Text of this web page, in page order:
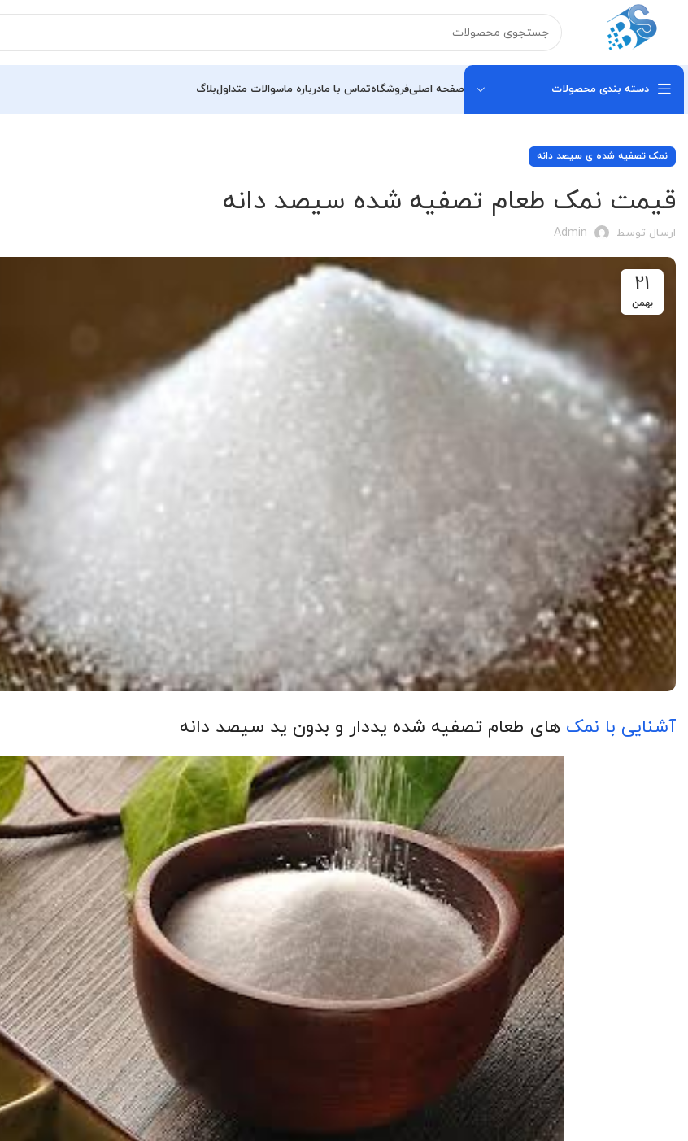
دسته بندی محصولات صفحه اصلیفروشگاهتماس با مادرباره ماسوالات متداولبلاگ
نمک تصفیه شده ی سیصد دانه
قیمت نمک طعام تصفیه شده سیصد دانه
ارسال توسط Admin
21
بهمن
آشنایی با نمک های طعام تصفیه شده یددار و بدون ید سیصد دانه